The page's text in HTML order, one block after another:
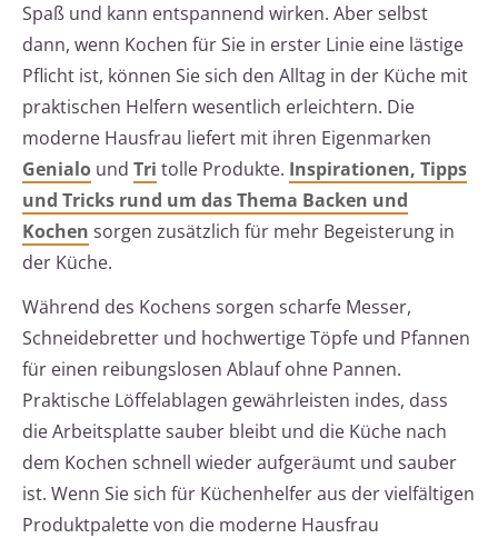
Spaß und kann entspannend wirken. Aber selbst
dann, wenn Kochen für Sie in erster Linie eine lästige
Pflicht ist, können Sie sich den Alltag in der Küche mit
praktischen Helfern wesentlich erleichtern. Die
moderne Hausfrau liefert mit ihren Eigenmarken
Genialo und Tri tolle Produkte. Inspirationen, Tipps
und Tricks rund um das Thema Backen und
Kochen sorgen zusätzlich für mehr Begeisterung in
der Küche.
Während des Kochens sorgen scharfe Messer,
Schneidebretter und hochwertige Töpfe und Pfannen
für einen reibungslosen Ablauf ohne Pannen.
Praktische Löffelablagen gewährleisten indes, dass
die Arbeitsplatte sauber bleibt und die Küche nach
dem Kochen schnell wieder aufgeräumt und sauber
ist. Wenn Sie sich für Küchenhelfer aus der vielfältigen
Produktpalette von die moderne Hausfrau